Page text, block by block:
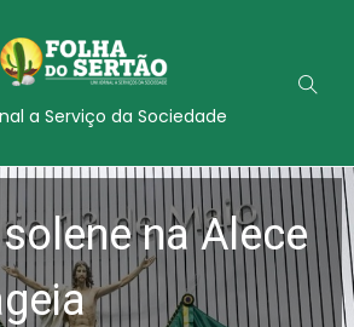
a Serviço da Sociedade
na Alece